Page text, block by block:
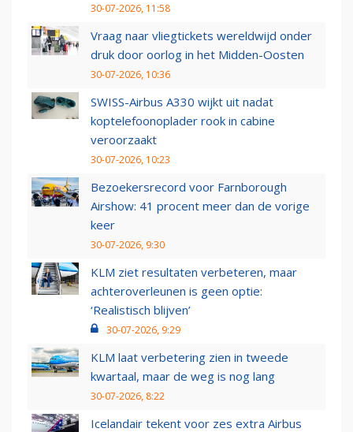
30-07-2026, 11:58
Vraag naar vliegtickets wereldwijd onder
druk door oorlog in het Midden-Oosten
30-07-2026, 10:36
SWISS-Airbus A330 wijkt uit nadat
koptelefoonoplader rook in cabine
veroorzaakt
30-07-2026, 10:23
Bezoekersrecord voor Farnborough
Airshow: 41 procent meer dan de vorige
keer
30-07-2026, 9:30
KLM ziet resultaten verbeteren, maar
achteroverleunen is geen optie:
‘Realistisch blijven’
30-07-2026, 9:29
KLM laat verbetering zien in tweede
kwartaal, maar de weg is nog lang
30-07-2026, 8:22
Icelandair tekent voor zes extra Airbus